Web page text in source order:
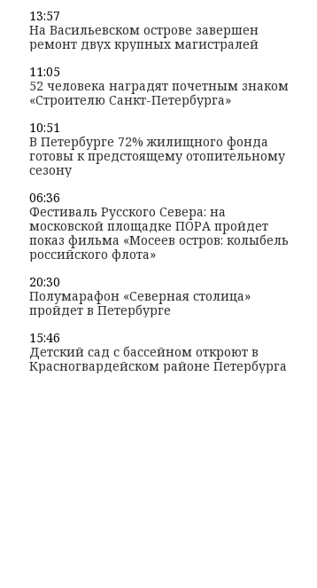
13:57
На Васильевском острове завершен
ремонт двух крупных магистралей
11:05
52 человека наградят почетным знаком
«Строителю Санкт-Петербурга»
10:51
В Петербурге 72% жилищного фонда
готовы к предстоящему отопительному
сезону
06:36
Фестиваль Русского Севера: на
московской площадке ПОРА пройдет
показ фильма «Мосеев остров: колыбель
российского флота»
20:30
Полумарафон «Северная столица»
пройдет в Петербурге
15:46
Детский сад с бассейном откроют в
Красногвардейском районе Петербурга